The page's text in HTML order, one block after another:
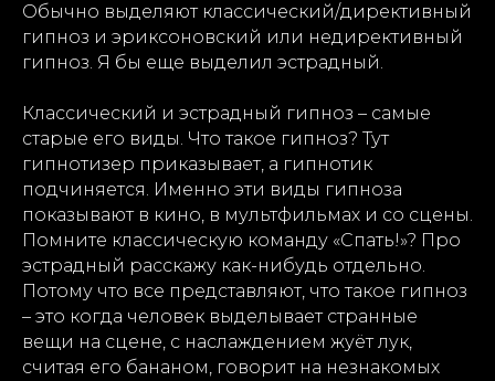
Обычно выделяют классический/директивный
гипноз и эриксоновский или недирективный
гипноз. Я бы еще выделил эстрадный.
Классический и эстрадный гипноз – самые
старые его виды. Что такое гипноз? Тут
гипнотизер приказывает, а гипнотик
подчиняется. Именно эти виды гипноза
показывают в кино, в мультфильмах и со сцены.
Помните классическую команду «Спать!»? Про
эстрадный расскажу как-нибудь отдельно.
Потому что все представляют, что такое гипноз
– это когда человек выделывает странные
вещи на сцене, с наслаждением жуёт лук,
считая его бананом, говорит на незнакомых